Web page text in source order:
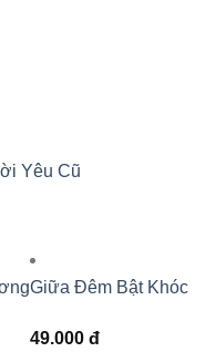
Yêu Cũ
Giữa Đêm Bật Khóc
49.000 đ